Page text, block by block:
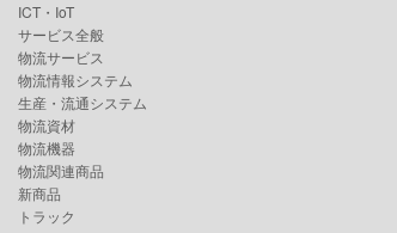
ICT・IoT
サービス全般
物流サービス
物流情報システム
生産・流通システム
物流資材
物流機器
物流関連商品
新商品
トラック